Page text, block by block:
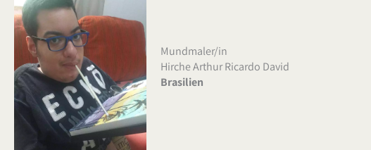
Mundmaler/in
Hirche Arthur Ricardo David
Brasilien